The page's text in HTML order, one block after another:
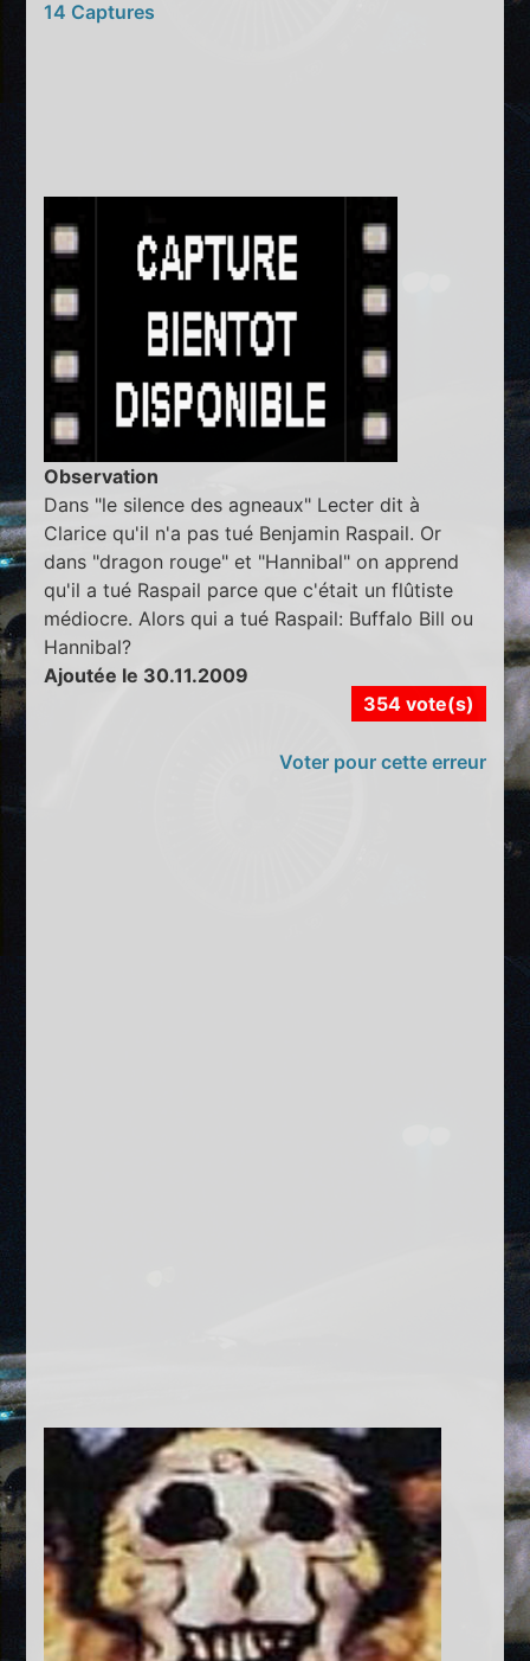
14 Captures
Observation
Dans "le silence des agneaux" Lecter dit à
Clarice qu'il n'a pas tué Benjamin Raspail. Or
dans "dragon rouge" et "Hannibal" on apprend
qu'il a tué Raspail parce que c'était un flûtiste
médiocre. Alors qui a tué Raspail: Buffalo Bill ou
Hannibal?
Ajoutée le 30.11.2009
354 vote(s)
Voter pour cette erreur